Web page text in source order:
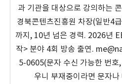
과 기관을 대상으로 강의하는
경북콘텐츠진흥원 차장(일반4
까지, 10년 넘은 경력. 2026년
작> 분야 4회 방송 출연.
5-0605(문자 수신 가능한 번호
우니 부재중이라면 문자